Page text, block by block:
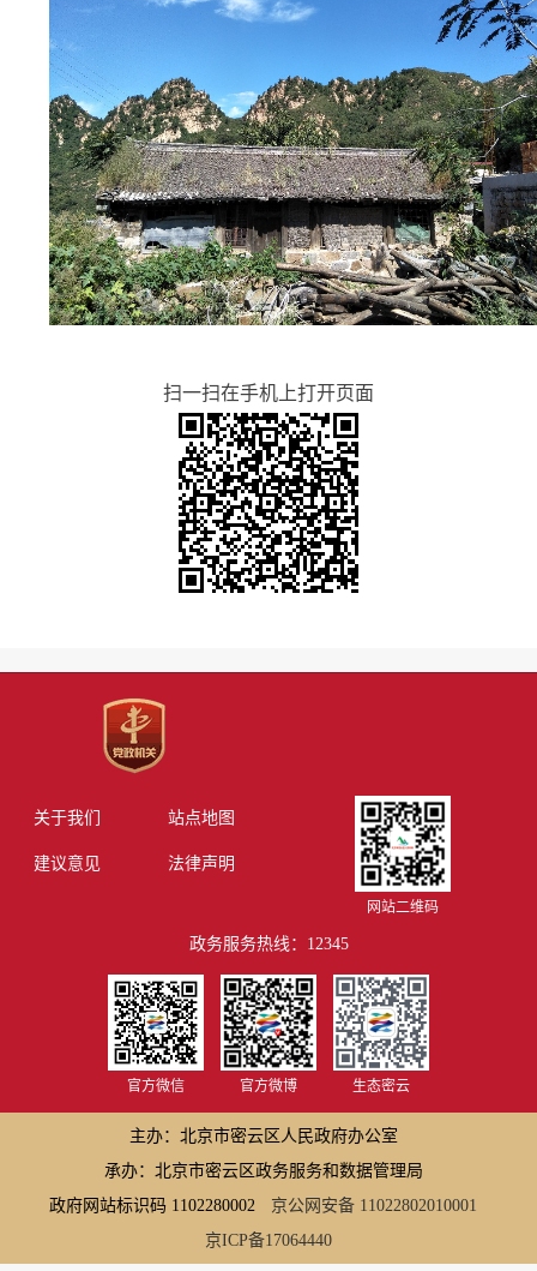
扫一扫在手机上打开页面
关于我们 站点地图
建议意见 法律声明
网站二维码
政务服务热线：12345
官方微信 官方微博 生态密云
主办：北京市密云区人民政府办公室
承办：北京市密云区政务服务和数据管理局
政府网站标识码 1102280002
京公网安备 11022802010001
京ICP备17064440